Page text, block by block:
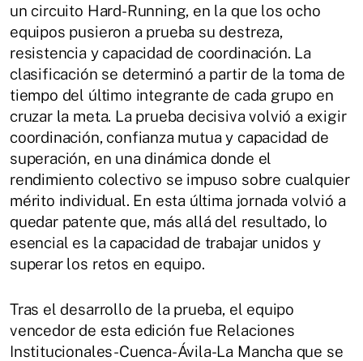
un circuito Hard-Running, en la que los ocho
equipos pusieron a prueba su destreza,
resistencia y capacidad de coordinación. La
clasificación se determinó a partir de la toma de
tiempo del último integrante de cada grupo en
cruzar la meta. La prueba decisiva volvió a exigir
coordinación, confianza mutua y capacidad de
superación, en una dinámica donde el
rendimiento colectivo se impuso sobre cualquier
mérito individual. En esta última jornada volvió a
quedar patente que, más allá del resultado, lo
esencial es la capacidad de trabajar unidos y
superar los retos en equipo.
Tras el desarrollo de la prueba, el equipo
vencedor de esta edición fue Relaciones
Institucionales-Cuenca-Ávila-La Mancha que se